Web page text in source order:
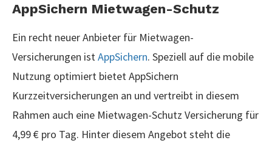
AppSichern Mietwagen-Schutz
Ein recht neuer Anbieter für Mietwagen-
Versicherungen istAppSichern. Speziell auf die mobile
Nutzung optimiert bietet AppSichern
Kurzzeitversicherungen an und vertreibt in diesem
Rahmen auch eine Mietwagen-Schutz Versicherung für
4,99 € pro Tag. Hinter diesem Angebot steht die